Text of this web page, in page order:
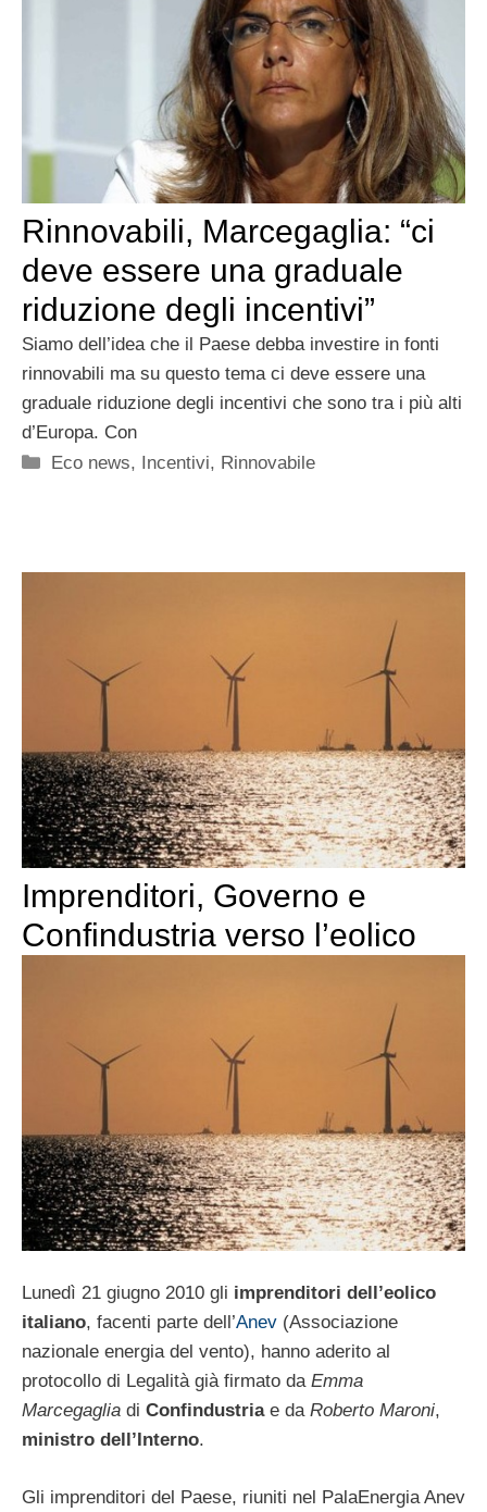
Rinnovabili, Marcegaglia: “ci
deve essere una graduale
riduzione degli incentivi”
Siamo dell’idea che il Paese debba investire in fonti
rinnovabili ma su questo tema ci deve essere una
graduale riduzione degli incentivi che sono tra i più alti
d’Europa. Con
Categorie
Eco news, Incentivi, Rinnovabile
Imprenditori, Governo e
Confindustria verso l’eolico
Lunedì 21 giugno 2010 gli imprenditori dell’eolico
italiano, facenti parte dell’Anev (Associazione
nazionale energia del vento), hanno aderito al
protocollo di Legalità già firmato da Emma
Marcegaglia di Confindustriae da Roberto Maroni,
ministro dell’Interno.
Gli imprenditori del Paese, riuniti nel PalaEnergia Anev